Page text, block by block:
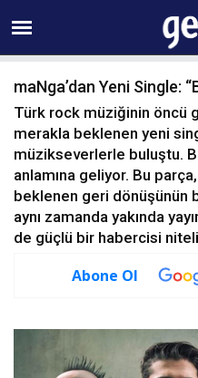
09
maNga’dan Yeni Single:
Türk rock müziğinin öncü
merakla beklenen yeni
müzikseverlerle buluştu.
anlamına geliyor. Bu
beklenen geri dönüşünün
aynı zamanda yakında
de güçlü bir habercisi
Abone Ol